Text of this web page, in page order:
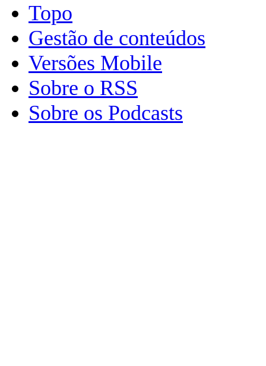
Topo
Gestão de conteúdos
Versões Mobile
Sobre o RSS
Sobre os Podcasts